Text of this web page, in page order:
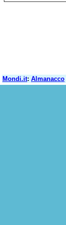
Mondi.it: Almanacco